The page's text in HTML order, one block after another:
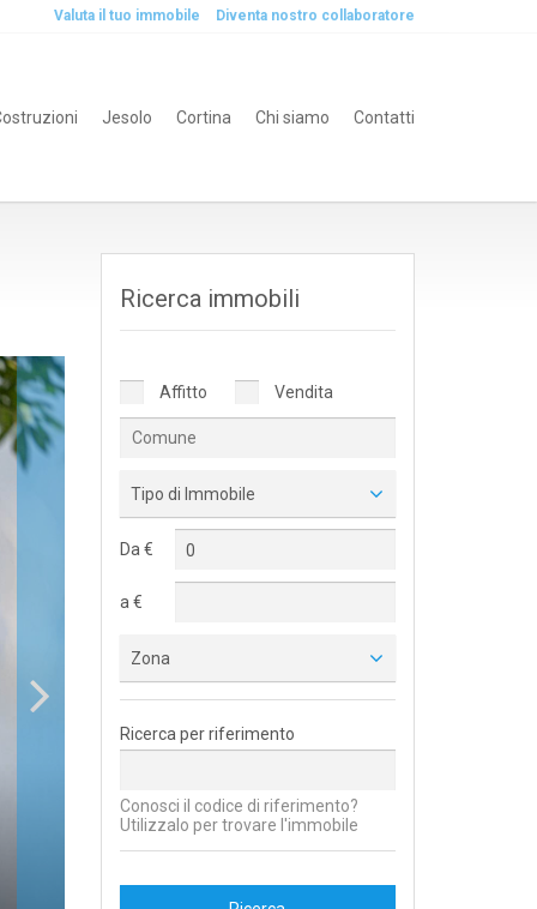
Valuta il tuo immobile Diventa nostro collaboratore
Jesolo Cortina Chi siamo Contatti
Ricerca immobili
Affitto Vendita
Tipo di Immobile
Da €
a €
Zona
Ricerca per riferimento
Conosci il codice di riferimento?
Utilizzalo per trovare l'immobile